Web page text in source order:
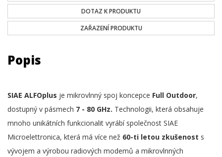
DOTAZ K PRODUKTU
ZAŘAZENÍ PRODUKTU
Popis
SIAE ALFOplus je mikrovlnný spoj koncepce Full Outdoor,
dostupný v pásmech 7 - 80 GHz. Technologii, která obsahuje
mnoho unikátních funkcionalit vyrábí společnost SIAE
Microelettronica, která má více než 60-ti letou zkušenost s
vývojem a výrobou radiových modemů a mikrovlnných